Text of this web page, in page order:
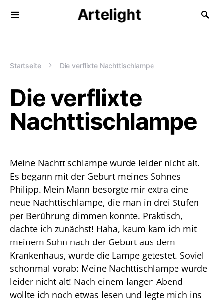
Artelight
Startseite Die verflixte Nachttischlampe
Die verflixte
Nachttischlampe
Meine Nachttischlampe wurde leider nicht alt.
Es begann mit der Geburt meines Sohnes
Philipp. Mein Mann besorgte mir extra eine
neue Nachttischlampe, die man in drei Stufen
per Berührung dimmen konnte. Praktisch,
dachte ich zunächst! Haha, kaum kam ich mit
meinem Sohn nach der Geburt aus dem
Krankenhaus, wurde die Lampe getestet. Soviel
schonmal vorab: Meine Nachttischlampe wurde
leider nicht alt! Nach einem langen Abend
wollte ich noch etwas lesen und legte mich ins